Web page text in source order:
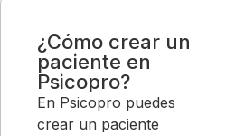
¿Cómo crear un
paciente en
Psicopro?
En Psicopro puedes
crear un paciente